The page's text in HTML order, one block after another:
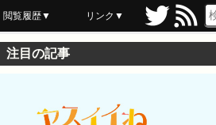
閲覧履歴▼
最近読んだ
あとで読む
ブックマーク
リンク▼
注目の記事